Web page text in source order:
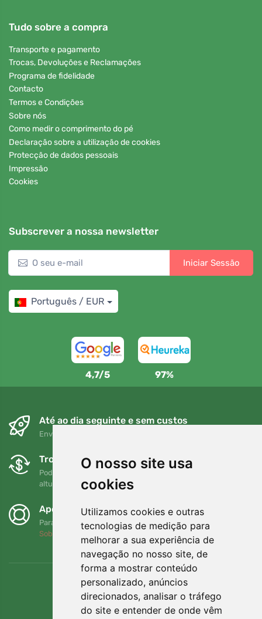
O nosso site usa
cookies
Utilizamos cookies e outras
tecnologias de medição para
melhorar a sua experiência de
navegação no nosso site, de
forma a mostrar conteúdo
personalizado, anúncios
direcionados, analisar o tráfego
do site e entender de onde vêm
Tudo sobre a compra
Transporte e pagamento
Trocas, Devoluções e Reclamações
Programa de fidelidade
Contacto
Termos e Condições
Sobre nós
Como medir o comprimento do pé
Declaração sobre a utilização de cookies
Protecção de dados pessoais
Impressão
Cookies
Subscrever a nossa newsletter
Iniciar Sessão
Português / EUR
4,7/5 97%
Até ao dia seguinte e sem custos
Envio gratuito para encomendas superiores a 80 EUR
Trocas e devoluções gratuitas
Pode devolver ou trocar a sua encomenda em qualquer
altura no prazo de 90 dias
Apoiamos a Trees.org
Para cada encomenda plantamos uma árvore! Leia mais
Sobre nós